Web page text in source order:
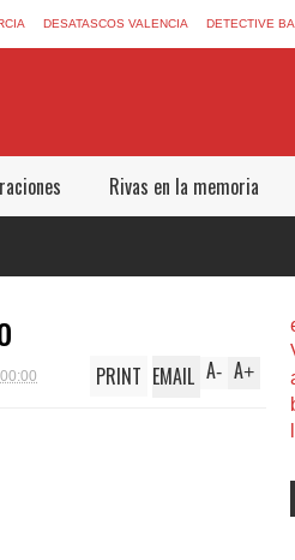
DESATASCOS VALENCIA DETECTIVE
Rivas en la memoria
A+
A-
PRINT EMAIL